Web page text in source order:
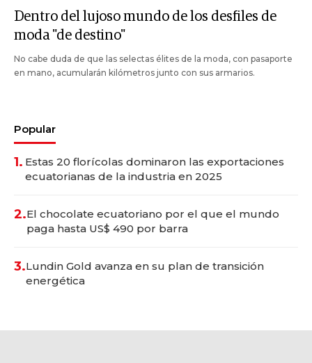
Dentro del lujoso mundo de los desfiles de
moda "de destino"
No cabe duda de que las selectas élites de la moda, con pasaporte
en mano, acumularán kilómetros junto con sus armarios.
Popular
1. Estas 20 florícolas dominaron las exportaciones
ecuatorianas de la industria en 2025
2.El chocolate ecuatoriano por el que el mundo
paga hasta US$ 490 por barra
3.Lundin Gold avanza en su plan de transición
energética